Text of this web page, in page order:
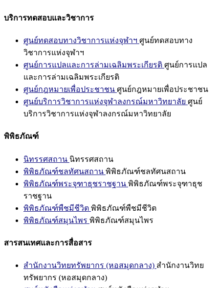
บริการทดสอบและวิชาการ
ศูนย์ทดสอบทางวิชาการแห่งจุฬาฯ ศูนย์ทดสอบทาง
วิชาการแห่งจุฬาฯ
ศูนย์การแปลและการล่ามเฉลิมพระเกียรติ ศูนย์การแปล
และการล่ามเฉลิมพระเกียรติ
ศูนย์กฎหมายเพื่อประชาชน ศูนย์กฎหมายเพื่อประชาชน
ศูนย์บริการวิชาการแห่งจุฬาลงกรณ์มหาวิทยาลัย ศูนย์
บริการวิชาการแห่งจุฬาลงกรณ์มหาวิทยาลัย
พิพิธภัณฑ์
นิทรรศสถาน นิทรรศสถาน
พิพิธภัณฑ์ชลทัศนสถาน พิพิธภัณฑ์ชลทัศนสถาน
พิพิธภัณฑ์พระจุฑาธุชราชฐาน พิพิธภัณฑ์พระจุฑาธุช
ราชฐาน
พิพิธภัณฑ์พืชมีชีวิต พิพิธภัณฑ์พืชมีชีวิต
พิพิธภัณฑ์สมุนไพร พิพิธภัณฑ์สมุนไพร
สารสนเทศและการสื่อสาร
สำนักงานวิทยทรัพยากร (หอสมุดกลาง) สำนักงานวิทย
ทรัพยากร (หอสมุดกลาง)